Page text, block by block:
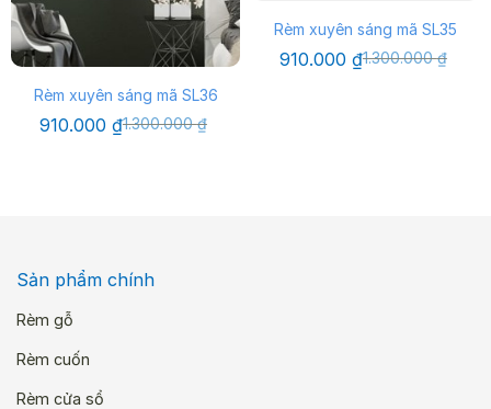
Rèm xuyên sáng mã SL36
1.300.000₫
Giá
910.000 ₫Giá
Rèm xuyên sáng mã SL35
1.300.000₫
Giá
910.000 ₫Giá
Sản phẩm chính
Rèm gỗ
Rèm cuốn
Rèm cửa sổ